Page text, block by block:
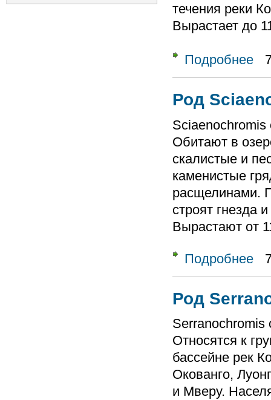
течения реки
Вырастает до
Подробнеео
Род
Обитают в
скалистые и
каменистые
расщелинами.
строят гнезда
Вырастают от
Подробнее о
Род
Serranochromis
Относятся к
бассейне рек
Окованго,
и Мверу.